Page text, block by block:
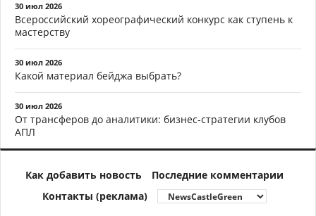
30 июл 2026
Всероссийский хореографический конкурс как ступень к
мастерству
30 июл 2026
Какой материал бейджа выбрать?
30 июл 2026
От трансферов до аналитики: бизнес-стратегии клубов
АПЛ
Как добавить новость
Последние комментарии
Контакты (реклама)